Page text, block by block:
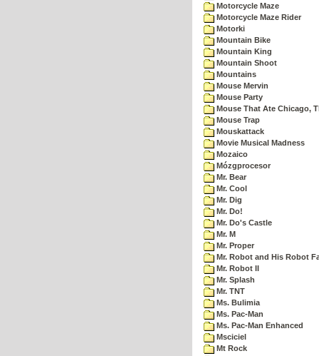
Motorcycle Maze
Motorcycle Maze Rider
Motorki
Mountain Bike
Mountain King
Mountain Shoot
Mountains
Mouse Mervin
Mouse Party
Mouse That Ate Chicago,
Mouse Trap
Mouskattack
Movie Musical Madness
Mozaico
Mózgprocesor
Mr. Bear
Mr. Cool
Mr. Dig
Mr. Do!
Mr. Do's Castle
Mr. M
Mr. Proper
Mr. Robot and His Robot
Mr. Robot II
Mr. Splash
Mr. TNT
Ms. Bulimia
Ms. Pac-Man
Ms. Pac-Man Enhanced
Msciciel
Mt Rock